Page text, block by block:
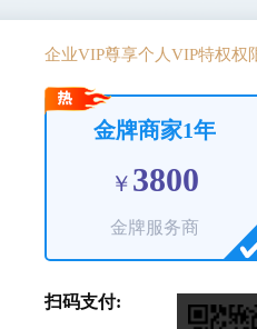
企业VIP尊享个人VIP特权权
金牌商家1年
￥ 3800
金牌服务商
扫码支付: